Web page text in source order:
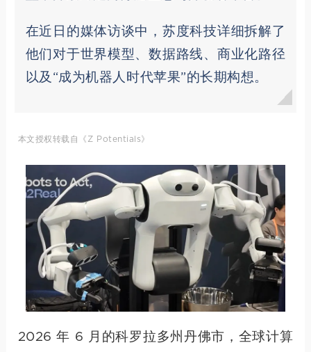
在近日的媒体访谈中，苏度科技详细拆解了
他们对于世界模型、数据路线、商业化路径
以及“成为机器人时代苹果”的长期构想。
本文授权转载自《Z Potentials》
2026 年 6 月的科罗拉多州丹佛市，全球计算